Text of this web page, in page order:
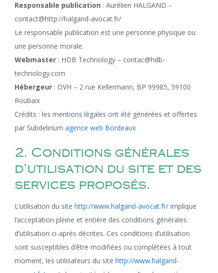
Responsable publication : Aurélien HALGAND –
contact@http://halgand-avocat.fr/
Le responsable publication est une personne physique ou
une personne morale.
Webmaster : HDB Technology – contac@hdb-
technology.com
Hébergeur : OVH – 2 rue Kellermann, BP 99985, 59100
Roubaix
Crédits : les mentions légales ont été générées et offertes
par Subdelirium agence web Bordeaux
2. Conditions générales
d’utilisation du site et des
services proposés.
L’utilisation du site http://www.halgand-avocat.fr/ implique
l’acceptation pleine et entière des conditions générales
d’utilisation ci-après décrites. Ces conditions d’utilisation
sont susceptibles d’être modifiées ou complétées à tout
moment, les utilisateurs du site http://www.halgand-